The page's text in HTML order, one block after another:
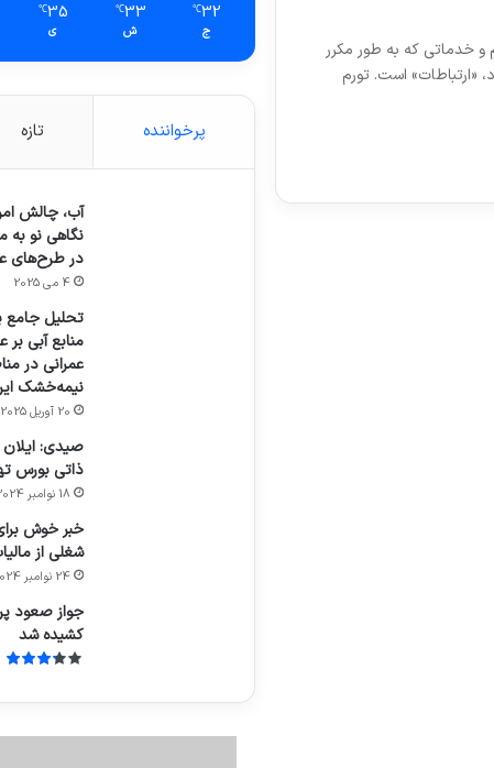
و خدماتی که به طور مکرر
«ارتباطات» است. تورم
32
℃
ج
33
℃
ش
35
℃
ی
پرخواننده تازه
آب، چالش
نگاهی نو به
در طرح‌های
4 می 2025
تحلیل جامع
منابع آبی بر
عمرانی در
نیمه‌خشک
20 آوریل 2025
صیدی:
ذاتی بورس
18 نوامبر 2024
خبر خوش
شغلی از
24 نوامبر 2024
جواز صعود
کشیده شد